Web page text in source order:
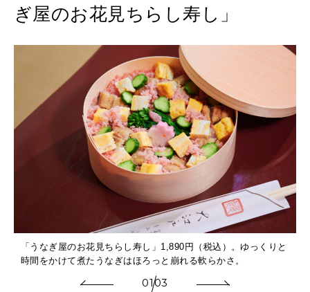
ぎ屋のお花見ちらし寿し」
「うなぎ屋のお花見ちらし寿し」1,890円（税込）。ゆっくりと
時間をかけて煮たうなぎはほろっと崩れる軟らかさ。
0103